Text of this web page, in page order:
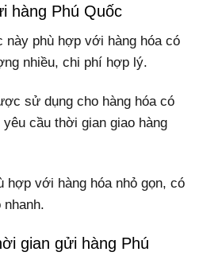
hàng Phú Quốc
phù hợp với hàng hóa có
nhiều, chi phí hợp lý.
sử dụng cho hàng hóa có
cầu thời gian giao hàng
hợp với hàng hóa nhỏ gọn, có
gian gửi hàng Phú